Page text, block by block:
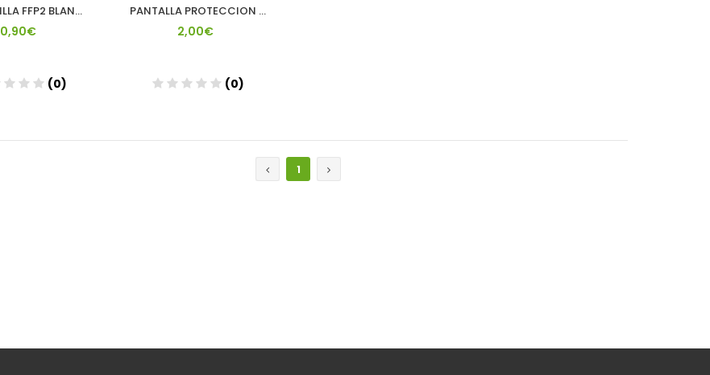
MASCARILLA FFP2 BLANCA PHARMASUR
0,90€
(0)
PANTALLA PROTECCION FACIAL 1U/HEFARAL
2,00€
(0)
1